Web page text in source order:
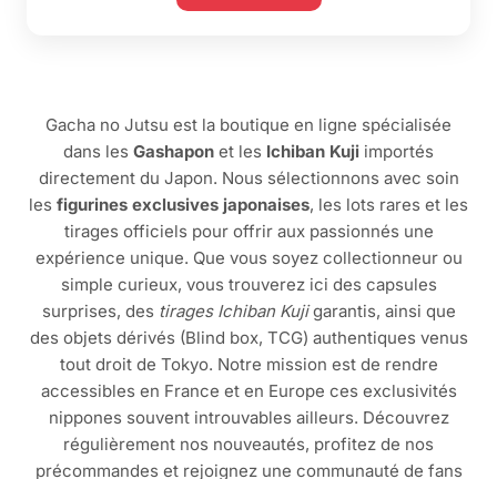
Gacha no Jutsu est la boutique en ligne spécialisée
dans les Gashapon et les Ichiban Kuji importés
directement du Japon. Nous sélectionnons avec soin
les figurines exclusives japonaises, les lots rares et les
tirages officiels pour offrir aux passionnés une
expérience unique. Que vous soyez collectionneur ou
simple curieux, vous trouverez ici des capsules
surprises, des tirages Ichiban Kujigarantis, ainsi que
des objets dérivés (Blind box, TCG) authentiques venus
tout droit de Tokyo. Notre mission est de rendre
accessibles en France et en Europe ces exclusivités
nippones souvent introuvables ailleurs. Découvrez
régulièrement nos nouveautés, profitez de nos
précommandes et rejoignez une communauté de fans